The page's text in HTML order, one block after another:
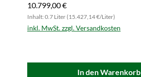
10.799,00 €
Inhalt: 0.7 Liter (15.427,14 €/Liter)
inkl. MwSt. zzgl. Versandkosten
In den Warenkorb